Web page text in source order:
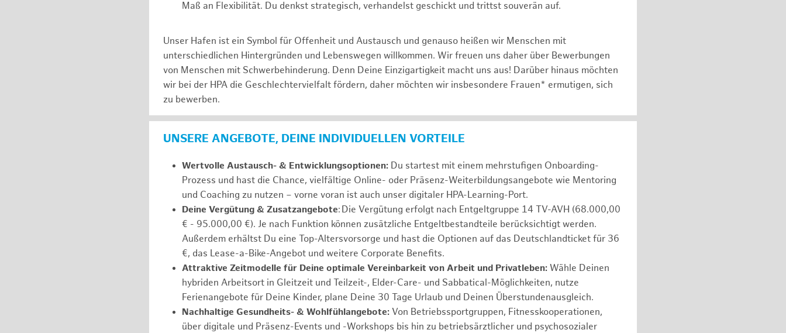
Maß an Flexibilität. Du denkst strategisch, verhandelst geschickt und trittst souverän auf.
Unser Hafen ist ein Symbol für Offenheit und Austausch und genauso heißen wir Menschen mit
unterschiedlichen Hintergründen und Lebenswegen willkommen. Wir freuen uns daher über Bewerbungen
von Menschen mit Schwerbehinderung. Denn Deine Einzigartigkeit macht uns aus! Darüber hinaus möchten
wir bei der HPA die Geschlechtervielfalt fördern, daher möchten wir insbesondere Frauen* ermutigen, sich
zu bewerben.
UNSERE ANGEBOTE, DEINE INDIVIDUELLEN VORTEILE
Wertvolle Austausch- & Entwicklungsoptionen: Du startest mit einem mehrstufigen Onboarding-
Prozess und hast die Chance, vielfältige Online- oder Präsenz-Weiterbildungsangebote wie Mentoring
und Coaching zu nutzen – vorne voran ist auch unser digitaler HPA-Learning-Port.
Deine Vergütung & Zusatzangebote: Die Vergütung erfolgt nach Entgeltgruppe 14 TV-AVH (68.000,00
€ - 95.000,00 €). Je nach Funktion können zusätzliche Entgeltbestandteile berücksichtigt werden.
Außerdem erhältst Du eine Top-Altersvorsorge und hast die Optionen auf das Deutschlandticket für 36
€, das Lease-a-Bike-Angebot und weitere Corporate Benefits.
Attraktive Zeitmodelle für Deine optimale Vereinbarkeit von Arbeit und Privatleben: Wähle Deinen
hybriden Arbeitsort in Gleitzeit und Teilzeit-, Elder-Care- und Sabbatical-Möglichkeiten, nutze
Ferienangebote für Deine Kinder, plane Deine 30 Tage Urlaub und Deinen Überstundenausgleich.
Nachhaltige Gesundheits- & Wohlfühlangebote: Von Betriebssportgruppen, Fitnesskooperationen,
über digitale und Präsenz-Events und -Workshops bis hin zu betriebsärztlicher und psychosozialer